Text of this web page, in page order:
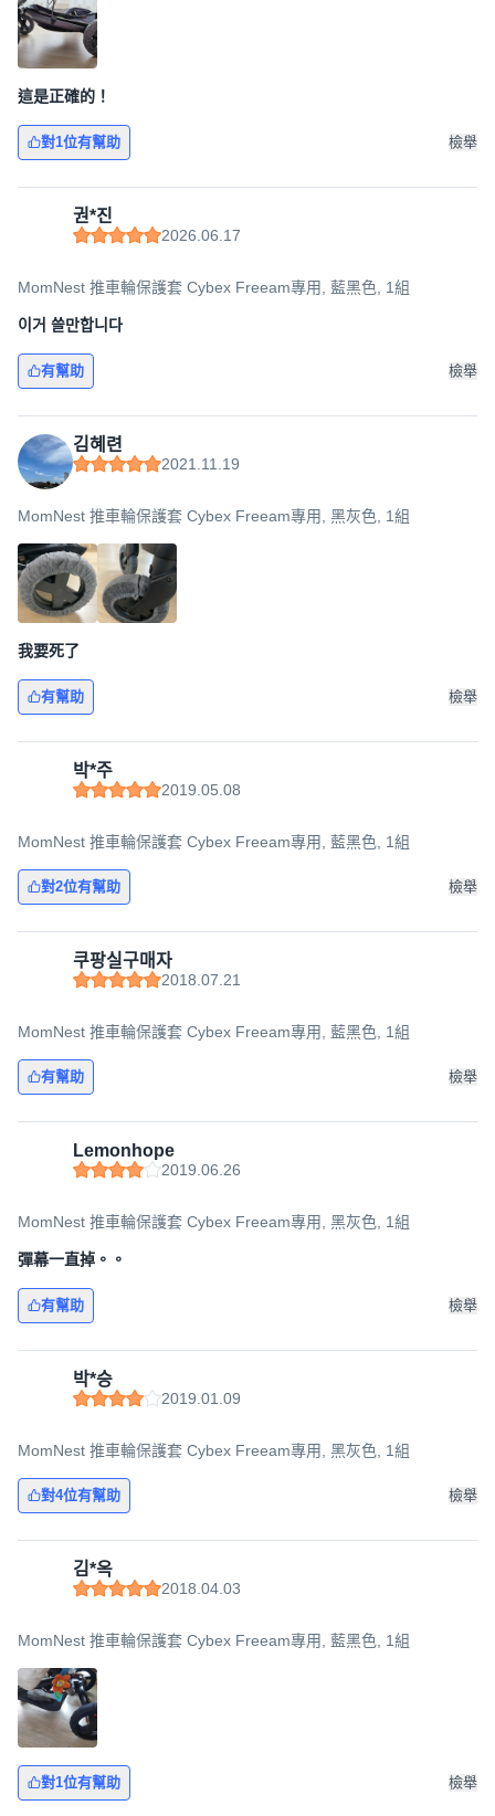
這是正確的！
對1位有幫助 檢舉
권*진
2026.06.17
MomNest 推車輪保護套 Cybex Freeam專用, 藍黑色, 1組
이거 쓸만합니다
有幫助 檢舉
김혜련
2021.11.19
MomNest 推車輪保護套 Cybex Freeam專用, 黑灰色, 1組
我要死了
有幫助 檢舉
박*주
2019.05.08
MomNest 推車輪保護套 Cybex Freeam專用, 藍黑色, 1組
對2位有幫助 檢舉
쿠팡실구매자
2018.07.21
MomNest 推車輪保護套 Cybex Freeam專用, 藍黑色, 1組
有幫助 檢舉
Lemonhope
2019.06.26
MomNest 推車輪保護套 Cybex Freeam專用, 黑灰色, 1組
彈幕一直掉。。
有幫助 檢舉
박*승
2019.01.09
MomNest 推車輪保護套 Cybex Freeam專用, 黑灰色, 1組
對4位有幫助 檢舉
김*옥
2018.04.03
MomNest 推車輪保護套 Cybex Freeam專用, 藍黑色, 1組
對1位有幫助 檢舉